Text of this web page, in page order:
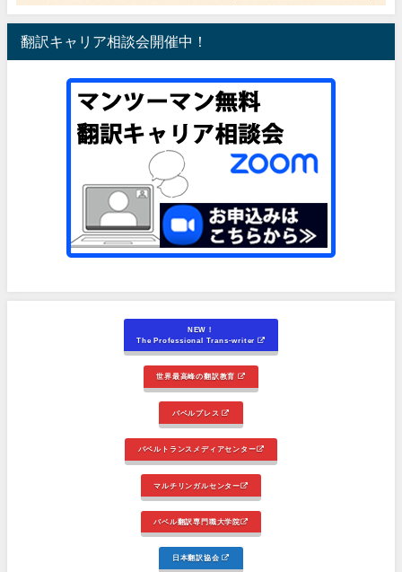
翻訳キャリア相談会開催中！
NEW！
The Professional Trans-writer
世界最高峰の翻訳教育
バベルプレス
バベルトランスメディアセンター
マルチリンガルセンター
バベル翻訳専門職大学院
日本翻訳協会